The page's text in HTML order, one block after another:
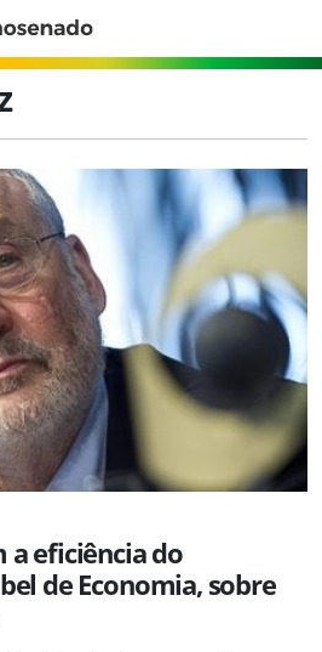
a eficiência do
de Economia, sobre